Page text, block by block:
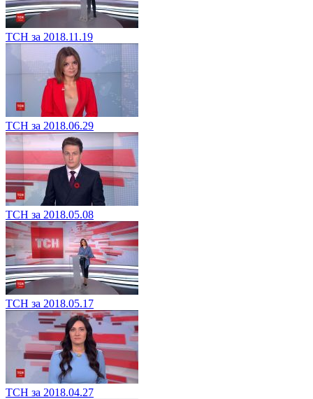
ТСН за 2018.11.19
ТСН за 2018.06.29
ТСН за 2018.05.08
ТСН за 2018.05.17
ТСН за 2018.04.27